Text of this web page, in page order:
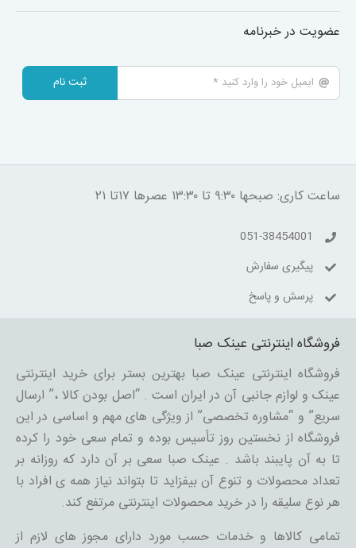
عضویت در خبرنامه
ثبت نام
ساعت کاری: صبحها ۹:۳۰ تا ۱۳:۳۰ عصرها ۱۷تا ۲۱
051-38454001
پیگیری سفارش
پرسش و پاسخ
فروشگاه اینترنتی عینک صبا
فروشگاه اینترنتی عینک صبا بهترین بستر برای خرید اینترنتی
عینک و لوازم جانبی آن در ایران است . “اصل بودن کالا ،” ارسال
سریع” و “مشاوره تخصصی” از ویژگی های مهم و اساسی در این
فروشگاه از نخستین روز تأسیس بوده و تمام سعی خود را کرده
تا به آن پایبند باشد . عینک صبا سعی بر آن دارد که روزانه بر
تعداد محصولات و تنوع آن بیفزاید تا بتواند نیاز همه ی افراد با
هر نوع سلیقه را در خرید محصولات اینترنتی مرتفع کند.
تمامی کالاها و خدمات حسب مورد دارای مجوز های لازم از